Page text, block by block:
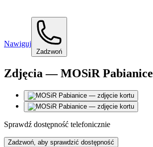
Nawiguj
Zadzwoń
Zdjęcia — MOSiR Pabianice
Sprawdź dostępność telefonicznie
Zadzwoń, aby sprawdzić dostępność